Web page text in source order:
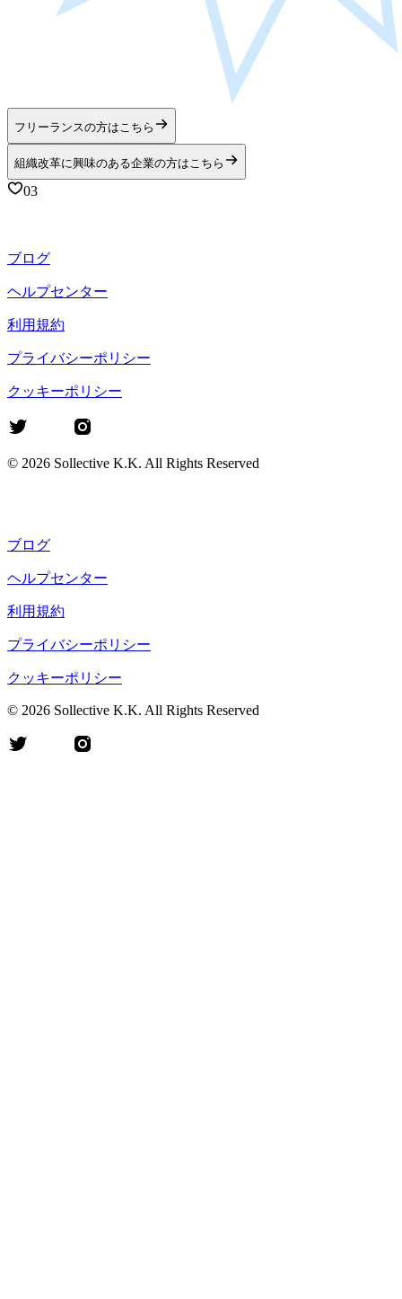
フリーランスの方はこちら
組織改革に興味のある企業の方はこちら
03
ブログ
ヘルプセンター
利用規約
プライバシーポリシー
クッキーポリシー
© 2026 Sollective K.K. All Rights Reserved
ブログ
ヘルプセンター
利用規約
プライバシーポリシー
クッキーポリシー
© 2026 Sollective K.K. All Rights Reserved